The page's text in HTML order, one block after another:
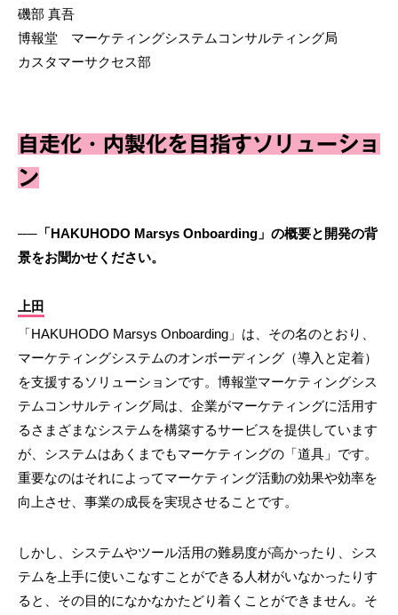
磯部 真吾
博報堂 マーケティングシステムコンサルティング局
カスタマーサクセス部
自走化・内製化を目指すソリューショ
ン
──「HAKUHODO Marsys Onboarding」の概要と開発の背
景をお聞かせください。
上田
「HAKUHODO Marsys Onboarding」は、その名のとおり、
マーケティングシステムのオンボーディング（導入と定着）
を支援するソリューションです。博報堂マーケティングシス
テムコンサルティング局は、企業がマーケティングに活用す
るさまざまなシステムを構築するサービスを提供しています
が、システムはあくまでもマーケティングの「道具」です。
重要なのはそれによってマーケティング活動の効果や効率を
向上させ、事業の成長を実現させることです。
しかし、システムやツール活用の難易度が高かったり、シス
テムを上手に使いこなすことができる人材がいなかったりす
ると、その目的になかなかたどり着くことができません。そ